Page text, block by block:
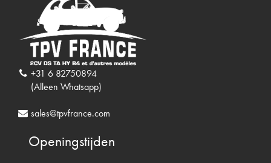
+31 6 82750894
(Alleen Whatsapp)
sales@tpvfrance.com
Openingstijden